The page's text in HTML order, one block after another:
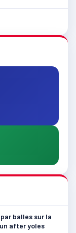
balles sur la
after yoles